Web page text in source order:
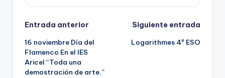
Navegación
de
entradas
Entrada anterior
16 noviembre Día del
Flamenco En el IES
Aricel “Toda una
demostración de arte.”
Siguiente entrada
Logarithmes 4º ESO